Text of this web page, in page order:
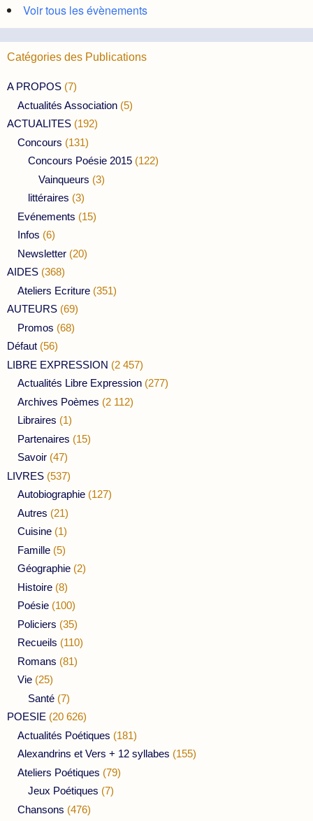
Voir tous les évènements
Catégories des Publications
A PROPOS (7)
Actualités Association (5)
ACTUALITES (192)
Concours (131)
Concours Poésie 2015 (122)
Vainqueurs (3)
littéraires (3)
Evénements (15)
Infos (6)
Newsletter (20)
AIDES (368)
Ateliers Ecriture (351)
AUTEURS (69)
Promos (68)
Défaut (56)
LIBRE EXPRESSION (2 457)
Actualités Libre Expression (277)
Archives Poèmes (2 112)
Libraires (1)
Partenaires (15)
Savoir (47)
LIVRES (537)
Autobiographie (127)
Autres (21)
Cuisine (1)
Famille (5)
Géographie (2)
Histoire (8)
Poésie (100)
Policiers (35)
Recueils (110)
Romans (81)
Vie (25)
Santé (7)
POESIE (20 626)
Actualités Poétiques (181)
Alexandrins et Vers + 12 syllabes (155)
Ateliers Poétiques (79)
Jeux Poétiques (7)
Chansons (476)